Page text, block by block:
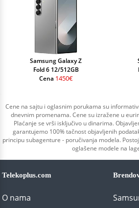
Samsung Galaxy Z
Fold 6 12/512GB
Cena 1450€
Cene na sajtu i oglasnim porukama su
dnevnim promenama. Cene su izražene u
Plaćanje se vrši isključivo u dinarima.
garantujemo 100% tačnost objavljenih
principu subagenture - poručivanja modela.
oglašene modele na
Telekoplus.com
O nama